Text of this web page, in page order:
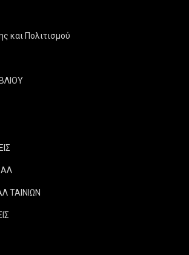
και Πολιτισμού
ΤΑΙΝΙΩΝ